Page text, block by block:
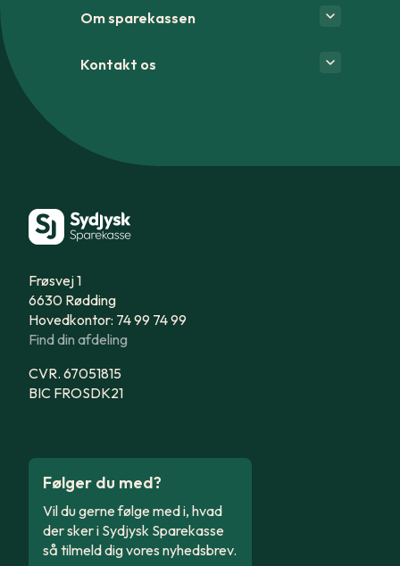
Om sparekassen
Kontakt os
Frøsvej 1
6630 Rødding
Hovedkontor: 74 99 74 99
Find din afdeling
CVR. 67051815
BIC FROSDK21
Følger du med?
Vil du gerne følge med i, hvad
der sker i Sydjysk Sparekasse
så tilmeld dig vores nyhedsbrev.